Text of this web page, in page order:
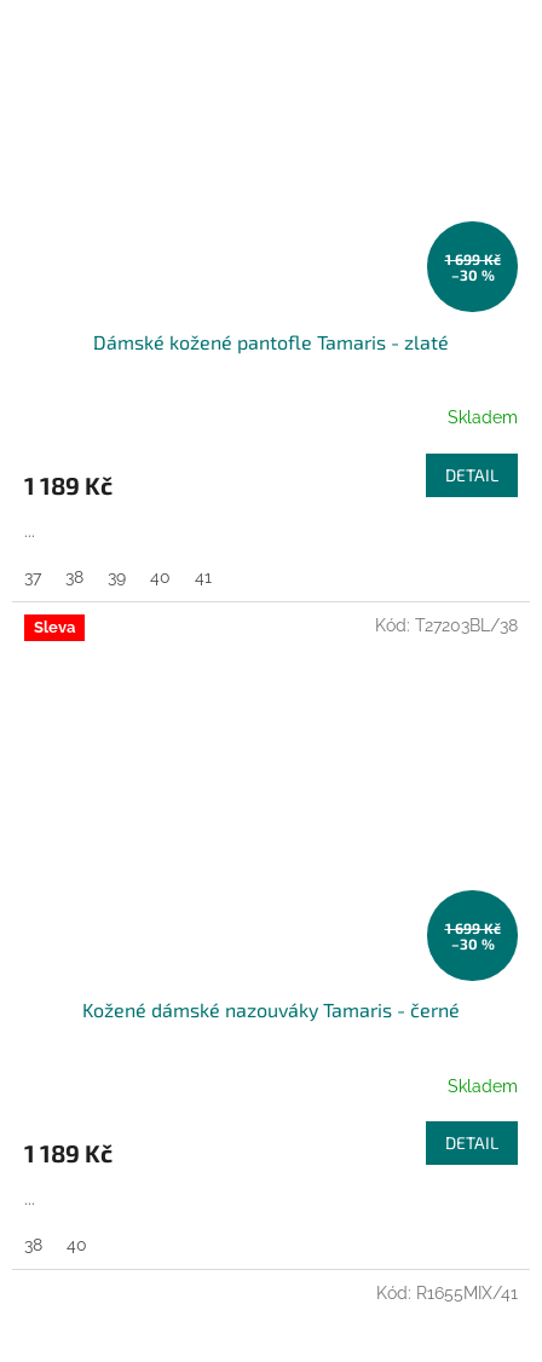
1 699 Kč
–30 %
Dámské kožené pantofle Tamaris - zlaté
Skladem
1 189 Kč DETAIL
...
37 38 39 40 41
Sleva
1 699 Kč
–30 %
Kožené dámské nazouváky Tamaris - černé
Skladem
1 189 Kč DETAIL
...
38 40
Kód: T27203BL/38
Kód: R1655MIX/41